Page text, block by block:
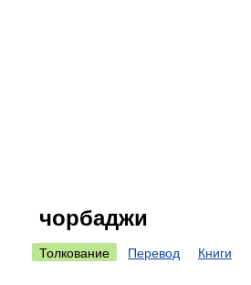
чорбаджи
Толкование Перевод Книги